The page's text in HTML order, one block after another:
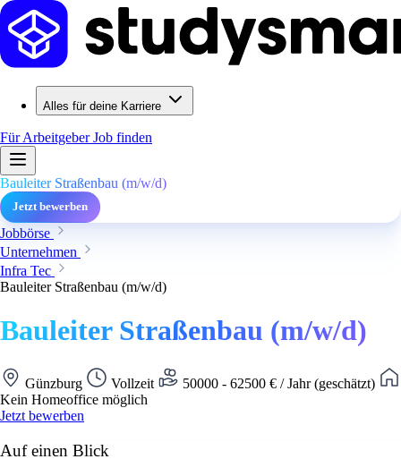
Alles für deine Karriere
Für ArbeitgeberJob finden
Bauleiter Straßenbau (m/w/d)
Jetzt bewerben
Jobbörse
Unternehmen
Infra Tec
Bauleiter Straßenbau (m/w/d)
Bauleiter Straßenbau (m/w/d)
Günzburg Vollzeit
50000 - 62500 € / Jahr (geschätzt)
Kein Homeoffice möglich
Jetzt bewerben
Auf einen Blick